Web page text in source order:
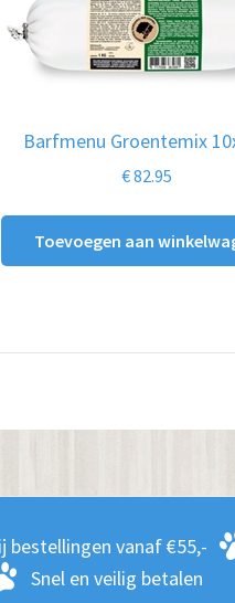
Barfmenu Groentemix
€82.95
Toevoegen aan
bestellingen vanaf €55,-
Snel en veilig betalen